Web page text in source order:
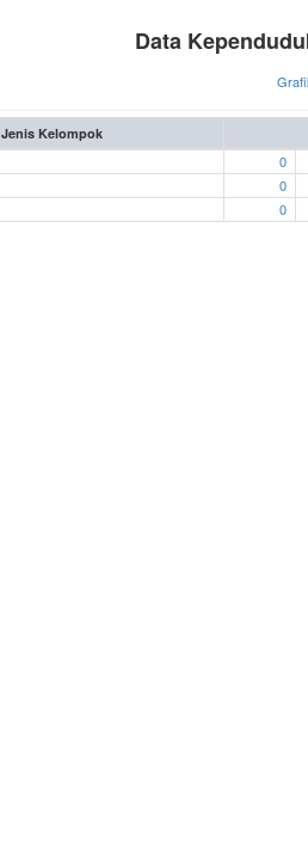
Data
Jenis Kelompok
0
0
0